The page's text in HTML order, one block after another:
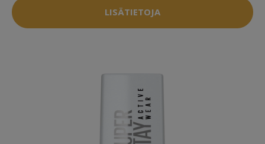
LISÄTIETOJA